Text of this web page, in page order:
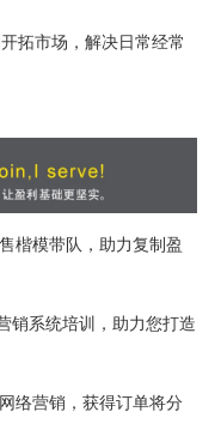
拓市场，解决日常经常
模带队，助力复制盈
系统培训，助力您打造
营销，获得订单将分